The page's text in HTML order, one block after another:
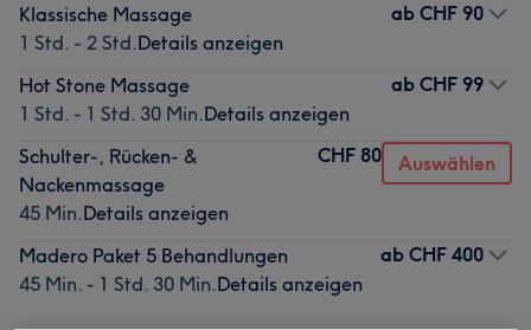
Klassische Massage
1 Std. - 2 Std.Details anzeigen
ab CHF 90
Hot Stone Massage
1 Std. - 1 Std. 30 Min.Details anzeigen
ab CHF 99
Schulter-, Rücken- &
Nackenmassage
45 Min.Details anzeigen
CHF 80 Auswählen
Madero Paket 5 Behandlungen
45 Min. - 1 Std. 30 Min.Details anzeigen
ab CHF 400